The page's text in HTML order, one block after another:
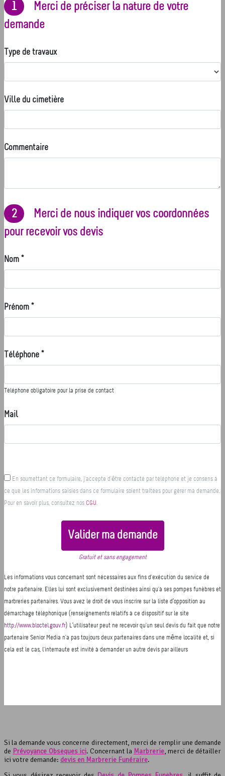
Si la demande vous concerne directement, merci de remplir une demande
de Prévoyance Obsèques ici. Concernant la Marbrerie, merci de détailler
ici votre demande: devis en Marbrerie Funéraire.